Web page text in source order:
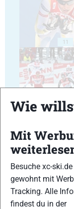
11
13
Wie
Mit
Besuche xc-
gewohnt mit
Tracking. Alle
findest du in der